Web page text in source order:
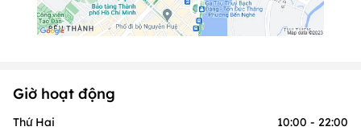
Giờ hoạt động
Thứ Hai
10:00 - 22:00